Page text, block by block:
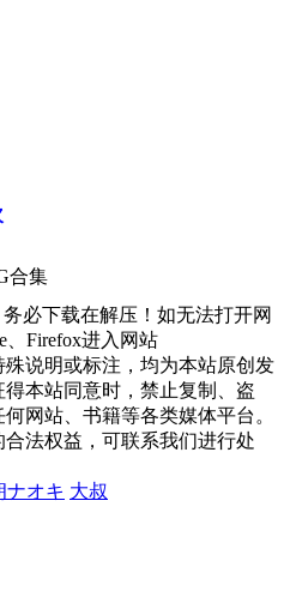
合集
必下载在解压！如无法打开网
、Firefox进入网站
说明或标注，均为本站原创发
本站同意时，禁止复制、盗
网站、书籍等各类媒体平台。
法权益，可联系我们进行处
ナオキ 大叔